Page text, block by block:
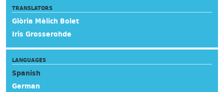
TRANSLATORS
Glòria Mèlich Bolet
Iris Grosserohde
LANGUAGES
Spanish
German